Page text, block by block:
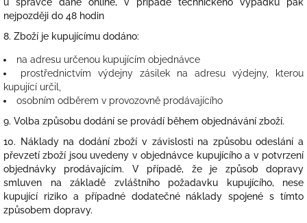
nejpozději do 48 hodin
8. Zboží je kupujícímu dodáno:
na adresu určenou kupujícím objednávce
prostřednictvím výdejny zásilek na adresu výdejny, kterou
kupující určil,
osobním odběrem v provozovně prodávajícího
9. Volba způsobu dodání se provádí během objednávání zboží.
10. Náklady na dodání zboží v závislosti na způsobu odeslání a
převzetí zboží jsou uvedeny v objednávce kupujícího a v potvrzení
objednávky prodávajícím. V případě, že je způsob dopravy
smluven na základě zvláštního požadavku kupujícího, nese
kupující riziko a případné dodatečné náklady spojené s tímto
způsobem dopravy.